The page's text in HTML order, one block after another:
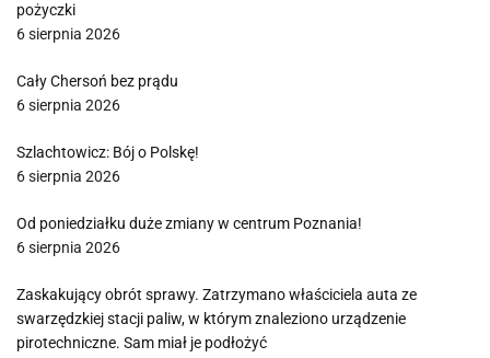
pożyczki
6 sierpnia 2026
Cały Chersoń bez prądu
6 sierpnia 2026
Szlachtowicz: Bój o Polskę!
6 sierpnia 2026
Od poniedziałku duże zmiany w centrum Poznania!
6 sierpnia 2026
Zaskakujący obrót sprawy. Zatrzymano właściciela auta ze
swarzędzkiej stacji paliw, w którym znaleziono urządzenie
pirotechniczne. Sam miał je podłożyć